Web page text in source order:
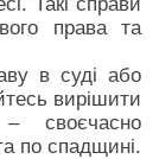
права та
в суді або
вирішити
своєчасно
по спадщині.